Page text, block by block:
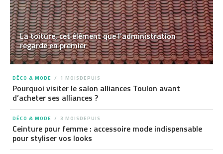
La toiture, cet élément que l’administration
regarde en premier
DÉCO & MODE 1 MOISDEPUIS
Pourquoi visiter le salon alliances Toulon avant
d’acheter ses alliances ?
DÉCO & MODE 3 MOISDEPUIS
Ceinture pour femme : accessoire mode indispensable
pour styliser vos looks